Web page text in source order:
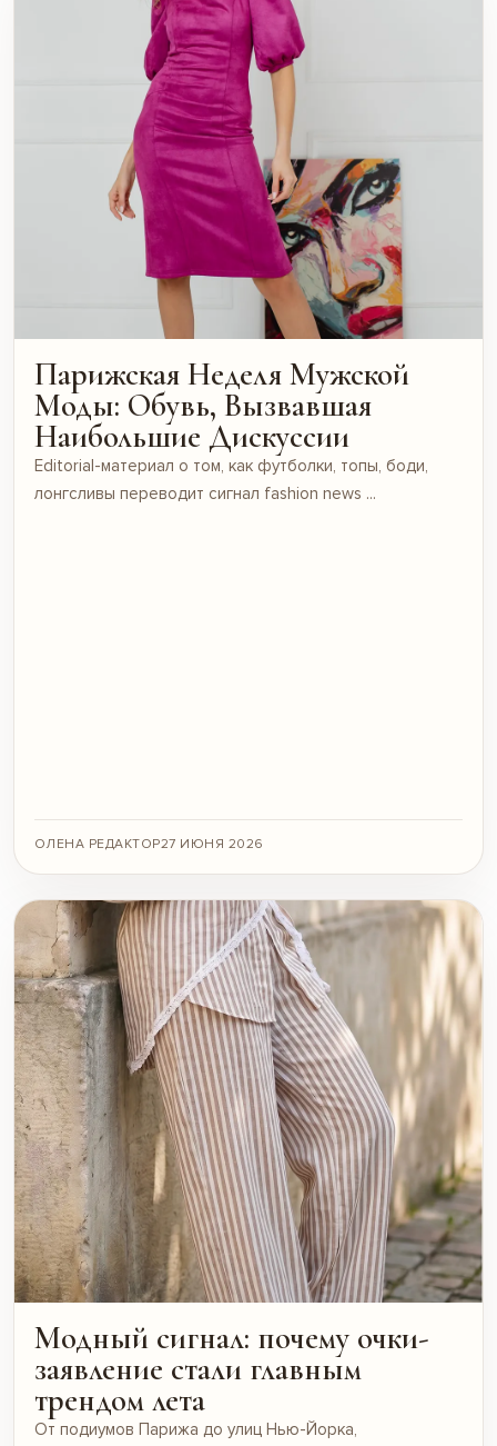
Парижская Неделя Мужской
Моды: Обувь, Вызвавшая
Наибольшие Дискуссии
Editorial-материал о том, как футболки, топы, боди,
лонгсливы переводит сигнал fashion news ...
ОЛЕНА РЕДАКТОР27 ИЮНЯ 2026
Модный сигнал: почему очки-
заявление стали главным
трендом лета
От подиумов Парижа до улиц Нью-Йорка,